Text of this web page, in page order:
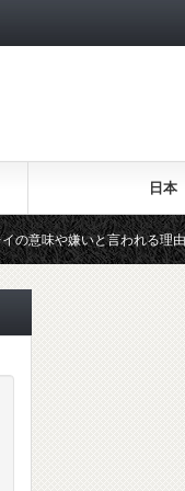
日本
嫌いと言われる理由について